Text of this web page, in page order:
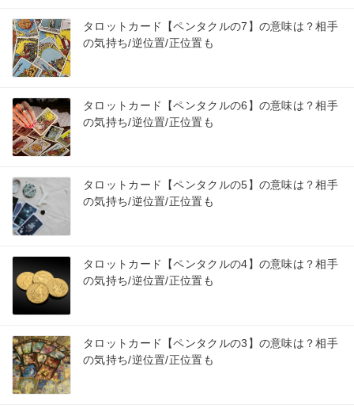
タロットカード【ペンタクルの7】の意味は？相手
の気持ち/逆位置/正位置も
タロットカード【ペンタクルの6】の意味は？相手
の気持ち/逆位置/正位置も
タロットカード【ペンタクルの5】の意味は？相手
の気持ち/逆位置/正位置も
タロットカード【ペンタクルの4】の意味は？相手
の気持ち/逆位置/正位置も
タロットカード【ペンタクルの3】の意味は？相手
の気持ち/逆位置/正位置も